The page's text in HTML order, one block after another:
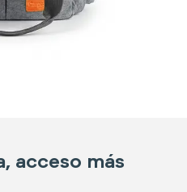
acceso más